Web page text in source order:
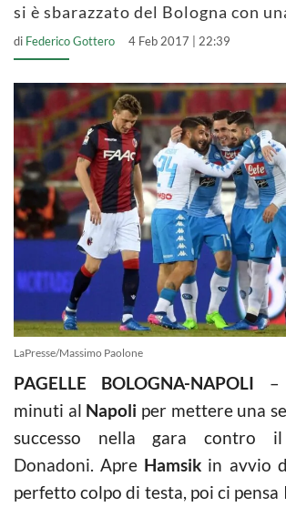
si è sbarazzato del Bologna con
di Federico Gottero 4 Feb 2017 | 22:39
LaPresse/Massimo Paolone
PAGELLE BOLOGNA-NAPOLI –
minuti al Napoli per mettere una
successo nella gara contro
Donadoni. Apre Hamsik in avvio
perfetto colpo di testa, poi ci pensa